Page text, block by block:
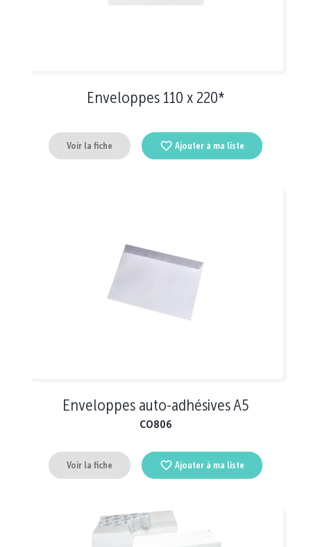
Enveloppes 110 x 220*
Voir la fiche Ajouter à ma liste
Enveloppes auto-adhésives A5
CO806
Voir la fiche Ajouter à ma liste